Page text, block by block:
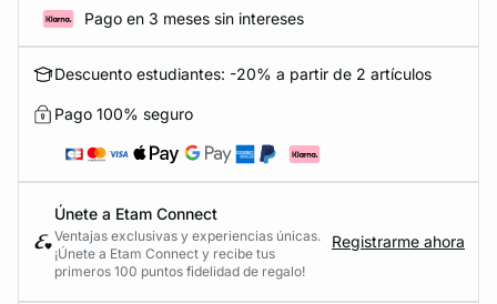
Pago en 3 meses sin intereses
Descuento estudiantes: -20% a partir de 2 artículos
Pago 100% seguro
Únete a Etam Connect
Ventajas exclusivas y experiencias únicas.
¡Únete a Etam Connect y recibe tus
primeros 100 puntos fidelidad de regalo!
Registrarme ahora